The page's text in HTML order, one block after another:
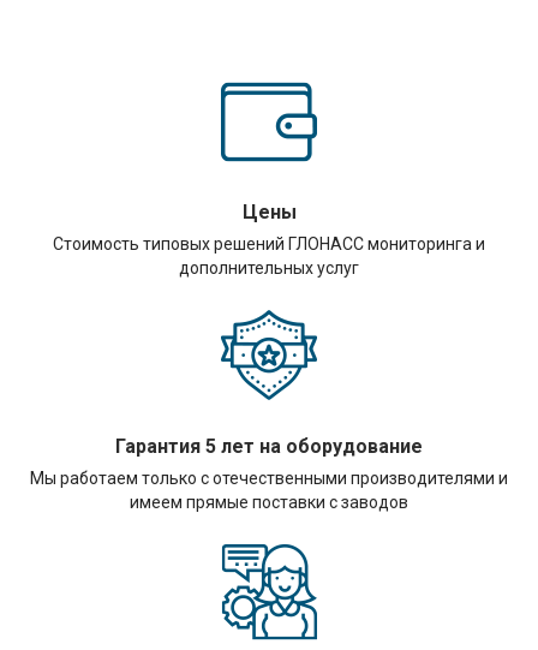
Цены
Стоимость типовых решений ГЛОНАСС мониторинга и
дополнительных услуг
Гарантия 5 лет на оборудование
Мы работаем только с отечественными производителями и
имеем прямые поставки с заводов